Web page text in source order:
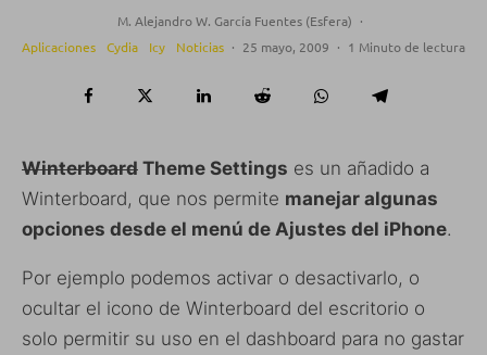
M. Alejandro W. García Fuentes (Esfera) ·
Aplicaciones
Cydia Icy Noticias · 25 mayo, 2009 · 1 Minuto de lectura
Winterboard Theme Settings es un añadido a
Winterboard, que nos permite manejar algunas
opciones desde el menú de Ajustes del iPhone.
Por ejemplo podemos activar o desactivarlo, o
ocultar el icono de Winterboard del escritorio o
solo permitir su uso en el dashboard para no gastar